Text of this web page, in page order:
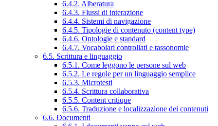
6.4.2. Alberatura
6.4.3. Flussi di interazione
6.4.4. Sistemi di navigazione
6.4.5. Tipologie di contenuto (content type)
6.4.6. Ontologie e standard
6.4.7. Vocabolari controllati e tassonomie
6.5. Scrittura e linguaggio
6.5.1. Come leggono le persone sul web
6.5.2. Le regole per un linguaggio semplice
6.5.3. Microtesti
6.5.4. Scrittura collaborativa
6.5.5. Content critique
6.5.6. Traduzione e localizzazione dei contenuti
6.6. Documenti